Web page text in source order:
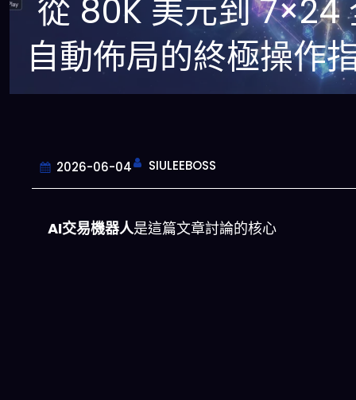
從 80K 美元到 7×24
自動佈局的終極操作
2026-06-04 SIULEEBOSS
AI交易機器人是這篇文章討論的核心